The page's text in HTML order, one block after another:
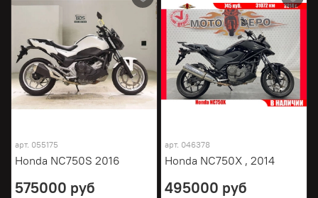
арт. 055175
Honda NC750S 2016
575000 руб
арт. 046378
Honda NC750X , 2014
495000 руб